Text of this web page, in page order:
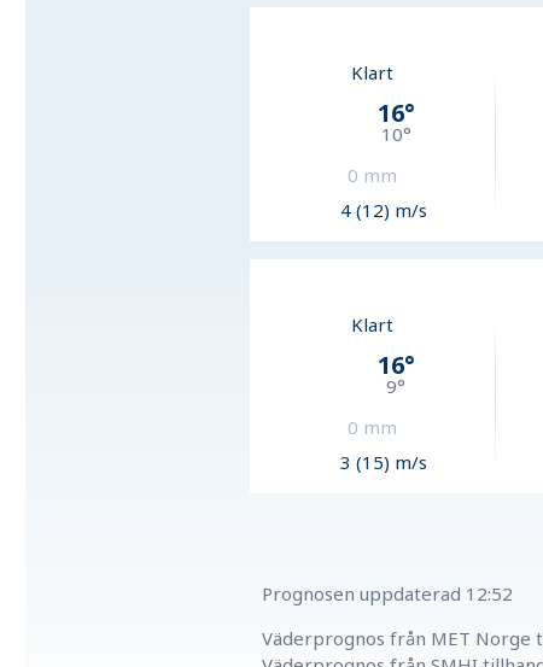
Klart
16°
10°
0 mm
4 (12) m/s
Klart
16°
9°
0 mm
3 (15) m/s
Prognosen uppdaterad 12:52
Väderprognos från MET Norge